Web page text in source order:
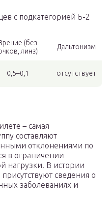
с подкатегорией Б-2
(без
линз)
Дальтонизм
0,5–0,1 отсутствует
– самая
составляют
отклонениями по
в ограничении
нагрузки. В истории
сведения о
заболеваниях и